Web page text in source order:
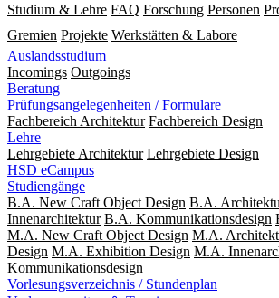
Studium & Lehre FAQ Forschung Personen
Gremien Projekte Werkstätten & Labore
Auslandsstudium
Incomings Outgoings
Beratung
Prüfungsangelegenheiten / Formulare
Fachbereich Architektur Fachbereich Design
Lehre
Lehrgebiete Architektur Lehrgebiete Design
HSD eCampus
Studiengänge
B.A. New Craft Object Design B.A.
Innenarchitektur B.A. Kommunikationsdesign
M.A. New Craft Object Design M.A.
Design M.A. Exhibition Design M.A.
Kommunikationsdesign
Vorlesungsverzeichnis / Stundenplan